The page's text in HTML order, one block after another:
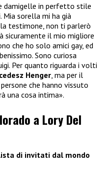
damigelle in perfetto stile
sorella mi ha già
testimone, non ti parlerò
sicuramente il mio migliore
che ho solo amici gay, ed
Sono curiosa
Per quanto riguarda i volti
Henger , ma per il
che hanno vissuto
una cosa intima».
a Lory Del
di invitati dal mondo